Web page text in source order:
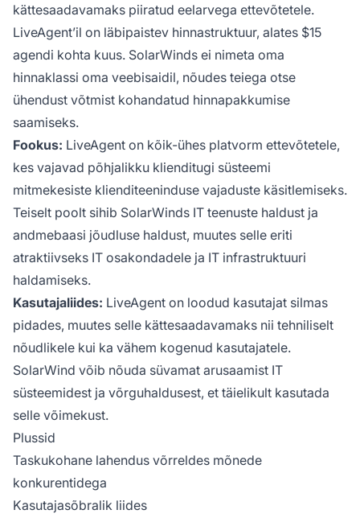
kättesaadavamaks piiratud eelarvega ettevõtetele.
LiveAgent’il on läbipaistev hinnastruktuur, alates $15
agendi kohta kuus. SolarWinds ei nimeta oma
hinnaklassi oma veebisaidil, nõudes teiega otse
ühendust võtmist kohandatud hinnapakkumise
saamiseks.
Fookus: LiveAgent on kõik-ühes platvorm ettevõtetele,
kes vajavad põhjalikku klienditugi süsteemi
mitmekesiste klienditeeninduse vajaduste käsitlemiseks.
Teiselt poolt sihib SolarWinds IT teenuste haldust ja
andmebaasi jõudluse haldust, muutes selle eriti
atraktiivseks IT osakondadele ja IT infrastruktuuri
haldamiseks.
Kasutajaliides: LiveAgent on loodud kasutajat silmas
pidades, muutes selle kättesaadavamaks nii tehniliselt
nõudlikele kui ka vähem kogenud kasutajatele.
SolarWind võib nõuda süvamat arusaamist IT
süsteemidest ja võrguhaldusest, et täielikult kasutada
selle võimekust.
Plussid
Taskukohane lahendus võrreldes mõnede
konkurentidega
Kasutajasõbralik liides